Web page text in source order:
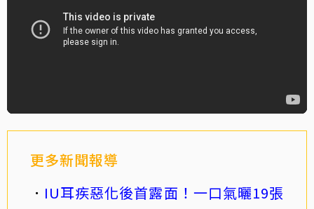
更多新聞報導
IU耳疾惡化後首露面！一口氣曬19張